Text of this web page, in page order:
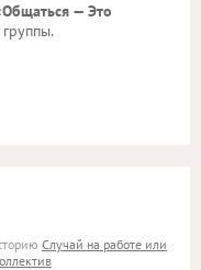
Общаться — Это
Случай на работе или